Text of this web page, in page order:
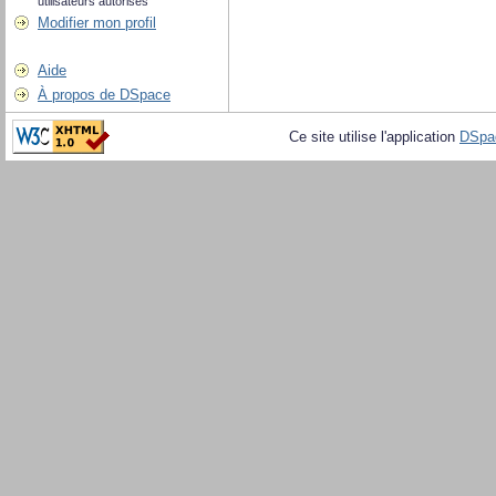
Modifier mon profil
Aide
À propos de DSpace
Ce site utilise l'application